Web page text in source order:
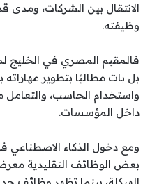
الانتقال بين الشركات، ومدى
وظيفته.
فالمقيم المصري في الخليج لم
بل بات مطالبًا بتطوير
واستخدام الحاسب، والتعامل
داخل المؤسسات.
ومع دخول الذكاء
بعض الوظائف التقليدية